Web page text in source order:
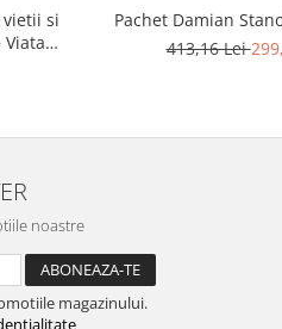
si
Pachet Damian
413,16 Lei
noastre
magazinului.